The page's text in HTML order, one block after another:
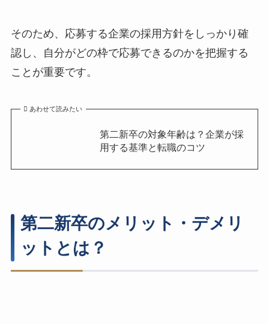
そのため、応募する企業の採用方針をしっかり確
認し、自分がどの枠で応募できるのかを把握する
ことが重要です。
あわせて読みたい
第二新卒の対象年齢は？企業が採
用する基準と転職のコツ
第二新卒のメリット・デメリ
ットとは？